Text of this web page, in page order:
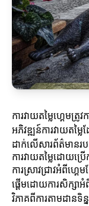
ការវាយតម្លៃហ្គេមត្
អភិវឌ្ឍន៍ការវាយតម្
ដាក់លើសារព័ត៌មានរ
ការវាយតម្លៃដោយប្រើ
ការស្រាវជ្រាវអំពីហ្គ
ផ្តើមដោយការសិក្សាអំ
វិភាគពីការតាមដានទិ